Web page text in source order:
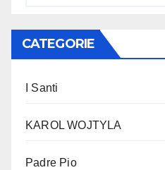
CATEGORIE
I Santi
KAROL WOJTYLA
Padre Pio